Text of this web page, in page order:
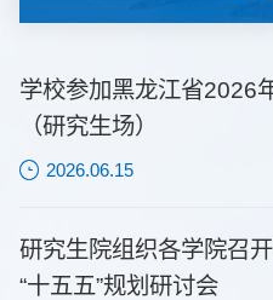
学校参加黑龙江省2026
（研究生场）
2026.06.15
研究生院组织各学院召
“十五五”规划研讨会